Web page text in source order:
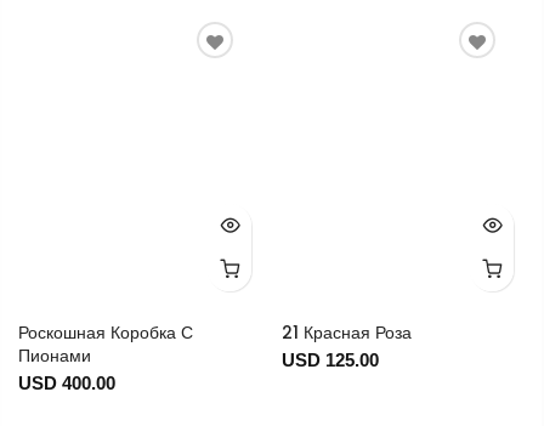
Роскошная Коробка С
Пионами
USD 400.00
21 Красная Роза
USD 125.00